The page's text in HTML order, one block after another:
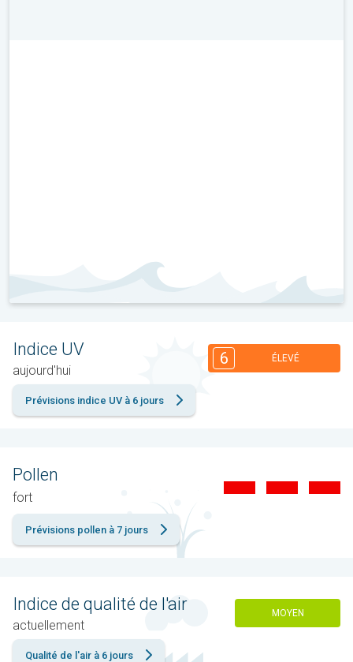
Indice UV
aujourd'hui
6 ÉLEVÉ
Prévisions indice UV à 6 jours
Pollen
fort
Prévisions pollen à 7 jours
Indice de qualité de l'air
actuellement
MOYEN
Qualité de l'air à 6 jours